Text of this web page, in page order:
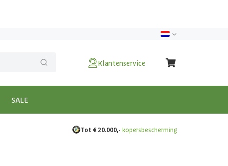
Klantenservice
SALE
Tot € 20.000,- kopersbescherming